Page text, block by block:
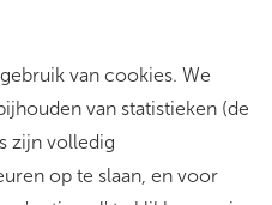
van cookies. We
van statistieken (de
zijn volledig
op te slaan, en voor